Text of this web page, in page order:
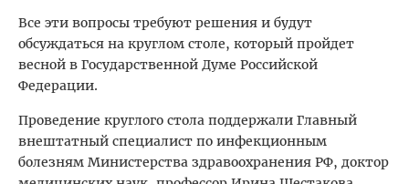
Все эти вопросы требуют решения и будут
обсуждаться на круглом столе, который пройдет
весной в Государственной Думе Российской
Федерации.
Проведение круглого стола поддержали Главный
внештатный специалист по инфекционным
болезням Министерства здравоохранения РФ, доктор